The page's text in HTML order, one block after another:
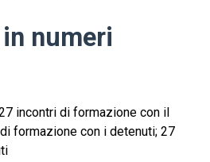
numeri
incontri di formazione con il
formazione con i detenuti; 27